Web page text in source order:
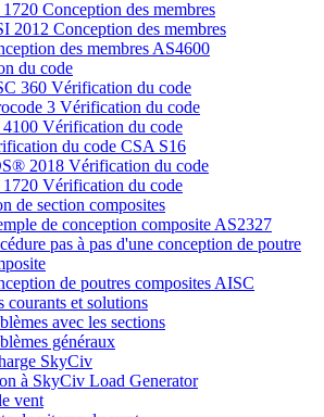
Conception des membres
2012 Conception des membres
des membres AS4600
du code
360 Vérification du code
3 Vérification du code
Vérification du code
du code CSA S16
2018 Vérification du code
Vérification du code
de section composites
de conception composite AS2327
pas à pas d'une conception de poutre
de poutres composites AISC
courants et solutions
avec les sections
généraux
SkyCiv
à SkyCiv Load Generator
vent